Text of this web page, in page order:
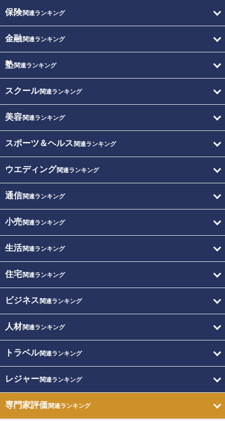
保険関連ランキング
金融関連ランキング
塾関連ランキング
スクール関連ランキング
美容関連ランキング
スポーツ＆ヘルス 関連ランキング
ウエディング関連ランキング
通信関連ランキング
小売関連ランキング
生活関連ランキング
住宅関連ランキング
ビジネス 関連ランキング
人材関連ランキング
トラベル関連ランキング
レジャー関連ランキング
専門家評価関連ランキング